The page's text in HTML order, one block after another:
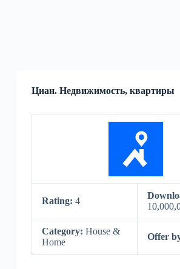
Циан. Недвижимость, квартиры
Rating: 4
Category: House &
Home
Offer